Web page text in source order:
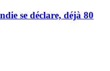
se déclare, déjà 80